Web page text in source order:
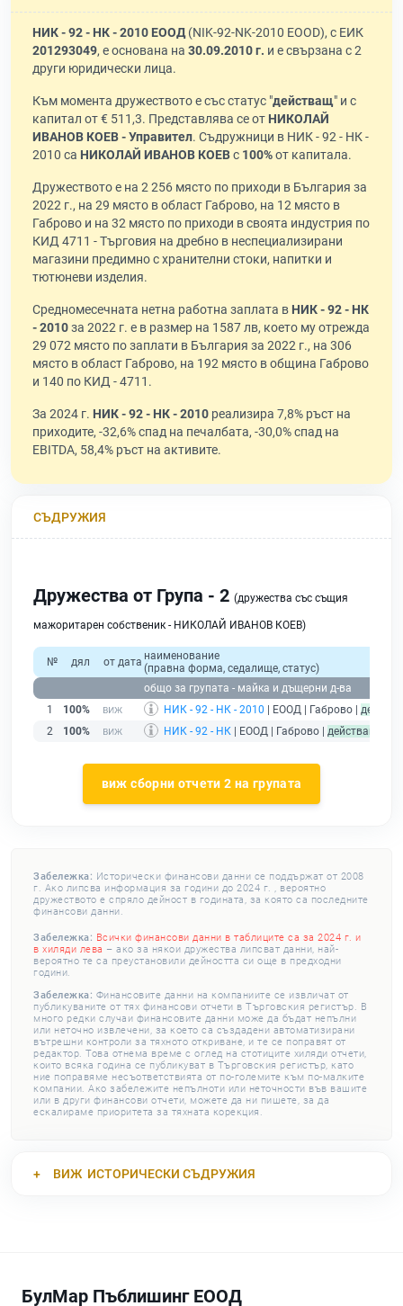
НИК - 92 - НК - 2010 ЕООД(NIK-92-NK-2010 EOOD), с ЕИК
201293049, е основана на 30.09.2010 г. и е свързана с 2
други юридически лица.
Към момента дружеството е със статус "действащ" и с
капитал от € 511,3. Представлява се от НИКОЛАЙ
ИВАНОВ КОЕВ - Управител. Съдружници в НИК - 92 - НК -
2010 са НИКОЛАЙ ИВАНОВ КОЕВс 100%от капитала.
Дружеството е на 2 256 място по приходи в България за
2022 г., на 29 място в област Габрово, на 12 място в
Габрово и на 32 място по приходи в своята индустрия по
КИД 4711 - Търговия на дребно в неспециализирани
магазини предимно с хранителни стоки, напитки и
тютюневи изделия.
Средномесечната нетна работна заплата в НИК - 92 - НК
- 2010за 2022 г. е в размер на 1587 лв, което му отрежда
29 072 място по заплати в България за 2022 г., на 306
място в област Габрово, на 192 място в община Габрово
и 140 по КИД - 4711.
За 2024 г. НИК - 92 - НК - 2010 реализира 7,8% ръст на
приходите, -32,6% спад на печалбата, -30,0% спад на
EBITDA, 58,4% ръст на активите.
СЪДРУЖИЯ
Дружества от Група - 2 (дружества със същия
мажоритарен собственик - НИКОЛАЙ ИВАНОВ КОЕВ)
№ дял от дата наименование
(правна форма, седалище, статус)
общо за групата - майка и дъщерни д-ва
1
100% НИК - 92 - НК - 2010 | ЕООД | Габрово |
2
100% НИК - 92 - НК | ЕООД | Габрово | действащ
виж сборни отчети 2 на групата
Забележка: Исторически финансови данни се поддържат от 2008
г. Ако липсва информация за години до 2024 г. , вероятно
дружеството е спряло дейност в годината, за която са последните
финансови данни.
Забележка: Всички финансови данни в таблиците са за 2024 г. и
в хиляди лева – ако за някои дружества липсват данни, най-
вероятно те са преустановили дейността си още в предходни
години.
Забележка: Финансовите данни на компаниите се извличат от
публикуваните от тях финансови отчети в Търговския регистър. В
много редки случаи финансовите данни може да бъдат непълни
или неточно извлечени, за което са създадени автоматизирани
вътрешни контроли за тяхното откриване, и те се поправят от
редактор. Това отнема време с оглед на стотиците хиляди отчети,
които всяка година се публикуват в Търговския регистър, като
ние поправяме несъответствията от по-големите към по-малките
компании. Ако забележите непълноти или неточности във вашите
или в други финансови отчети, можете да ни пишете, за да
ескалираме приоритета за тяхната корекция.
ВИЖ ИСТОРИЧЕСКИ СЪДРУЖИЯ
БулМар Пъблишинг ЕООД